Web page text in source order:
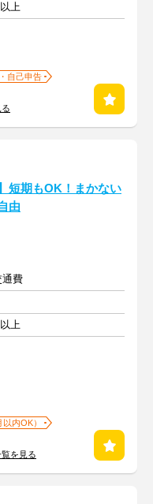
上
自己申告
短期もOK！まかない
由
通費
上
内OK）
を見る